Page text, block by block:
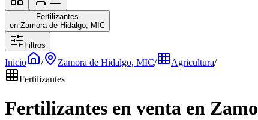
Fertilizantes
en Zamora de Hidalgo, MIC
Filtros
Inicio / Zamora de Hidalgo, MIC/ Agricultura/
Fertilizantes
Fertilizantes en venta en